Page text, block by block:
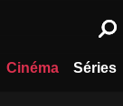
Cinéma Séries